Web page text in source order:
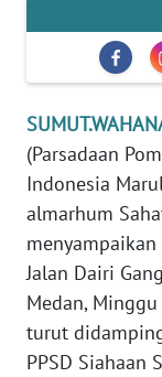
(Parsadaan
Indonesia
almarhum
Jalan Dairi
Medan,
turut
PPSD Siahaan
PEDOMAN
SIBER
KARIR
DISCLAIMER
Wahana
News
Regional